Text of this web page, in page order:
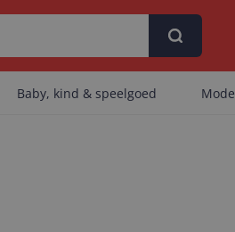
Baby, kind & speelgoed Mode